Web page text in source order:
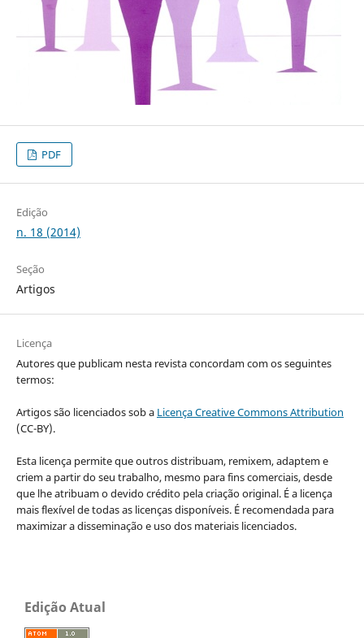
PDF
Edição
n. 18 (2014)
Seção
Artigos
Licença
Autores que publicam nesta revista concordam com os seguintes
termos:
Artigos são licenciados sob a Licença Creative Commons Attribution
(CC-BY).
Esta licença permite que outros distribuam, remixem, adaptem e
criem a partir do seu trabalho, mesmo para fins comerciais, desde
que lhe atribuam o devido crédito pela criação original. É a licença
mais flexível de todas as licenças disponíveis. É recomendada para
maximizar a disseminação e uso dos materiais licenciados.
Edição Atual